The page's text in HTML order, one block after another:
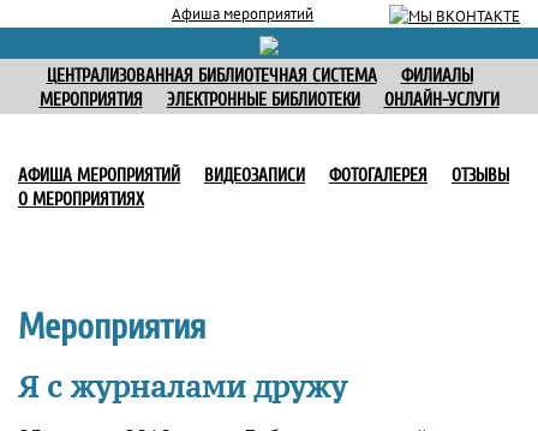
Афиша мероприятий
ЦЕНТРАЛИЗОВАННАЯ БИБЛИОТЕЧНАЯ СИСТЕМА
ФИЛИАЛЫ
МЕРОПРИЯТИЯ
ЭЛЕКТРОННЫЕ БИБЛИОТЕКИ ОНЛАЙН-УСЛУГИ
АФИША МЕРОПРИЯТИЙ ВИДЕОЗАПИСИ ФОТОГАЛЕРЕЯ
ОТЗЫВЫ
О МЕРОПРИЯТИЯХ
Мероприятия
Я с журналами дружу